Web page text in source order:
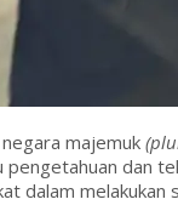
majemuk
pengetahuan dan
dalam